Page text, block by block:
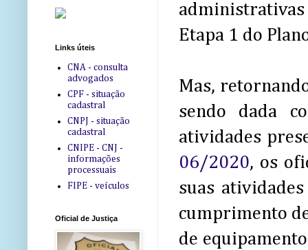
administrativas
Etapa 1 do
Mas,
sendo dada
atividades
06/2020, os
suas
cumprimento
de
Links úteis
CNA - consulta
advogados
CPF - situação
cadastral
CNPJ - situação
cadastral
CNIPE - CNJ -
informações
processuais
FIPE - veículos
Oficial de Justiça